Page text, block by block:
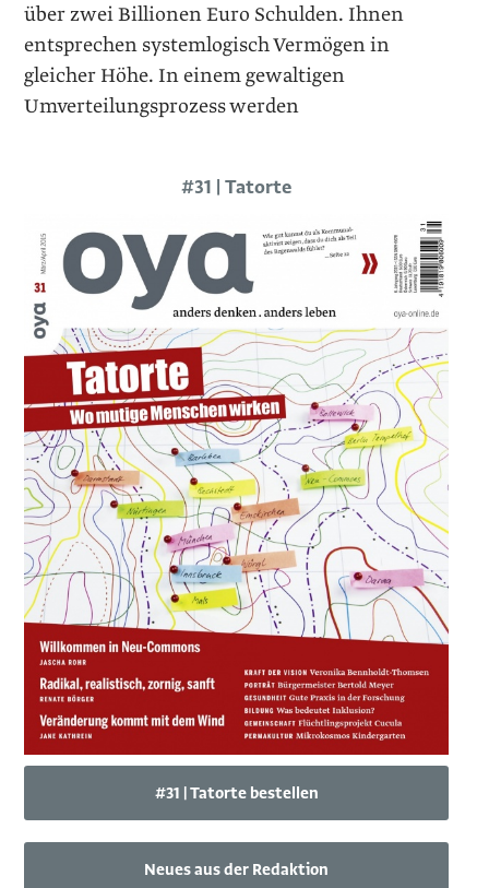
über zwei Billionen Euro Schulden. Ihnen
entsprechen systemlogisch Vermögen in
gleicher Höhe. In einem gewaltigen
Umverteilungsprozess werden
#31 | Tatorte
#31 | Tatorte bestellen
Neues aus der Redaktion